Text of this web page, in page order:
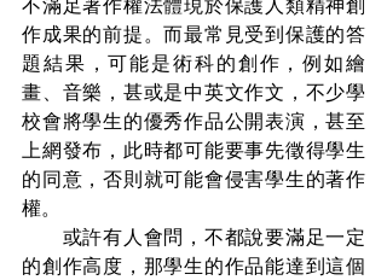
作成果的前提。而最常見受到保護的答
題結果，可能是術科的創作，例如繪
畫、音樂，甚或是中英文作文，不少學
校會將學生的優秀作品公開表演，甚至
上網發布，此時都可能要事先徵得學生
的同意，否則就可能會侵害學生的著作
權。
或許有人會問，不都說要滿足一定
的創作高度，那學生的作品能達到這個